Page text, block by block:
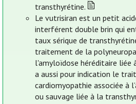
transthyrétine.
Le vutrisiran est un petit
interférent double brin qui
taux sérique de
traitement de la
l'amyloïdose héréditaire liée
a aussi pour indication le
cardiomyopathie associée à
ou sauvage liée à la